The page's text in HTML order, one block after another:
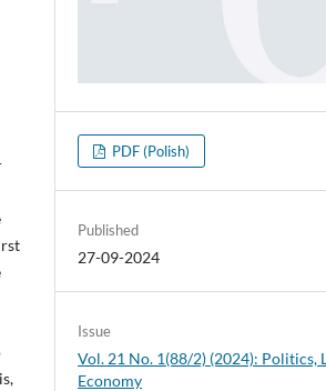
PDF (Polish)
Published
27-09-2024
Issue
Vol. 21 No. 1(88/2) (2024): Politics,
Economy